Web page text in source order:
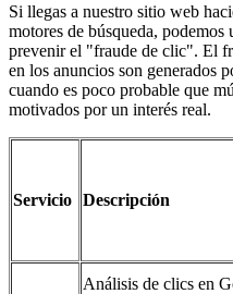
Si llegas a nuestro sitio web
motores de búsqueda,
prevenir el "fraude de clic". El
en los anuncios son generados
cuando es poco probable que
motivados por un interés real.
Servicio Descripción
Análisis de clics en